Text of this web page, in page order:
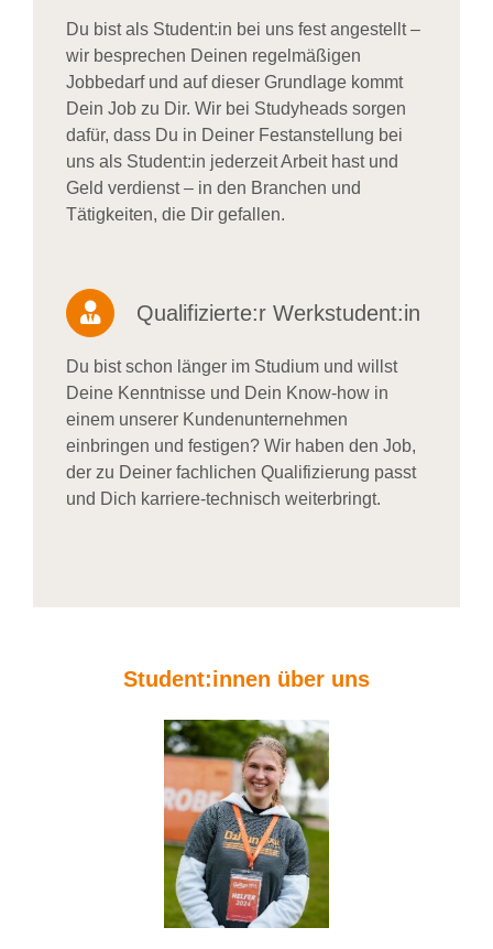
Du bist als Student:in bei uns fest angestellt –
wir besprechen Deinen regelmäßigen
Jobbedarf und auf dieser Grundlage kommt
Dein Job zu Dir. Wir bei Studyheads sorgen
dafür, dass Du in Deiner Festanstellung bei
uns als Student:in jederzeit Arbeit hast und
Geld verdienst – in den Branchen und
Tätigkeiten, die Dir gefallen.
Qualifizierte:r Werkstudent:in
Du bist schon länger im Studium und willst
Deine Kenntnisse und Dein Know-how in
einem unserer Kundenunternehmen
einbringen und festigen? Wir haben den Job,
der zu Deiner fachlichen Qualifizierung passt
und Dich karriere-technisch weiterbringt.
Student:innen über uns